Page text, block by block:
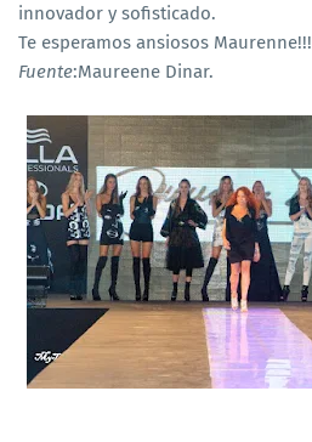
innovador y sofisticado.
Te esperamos ansiosos Maurenne!!!
Fuente:Maureene Dinar.